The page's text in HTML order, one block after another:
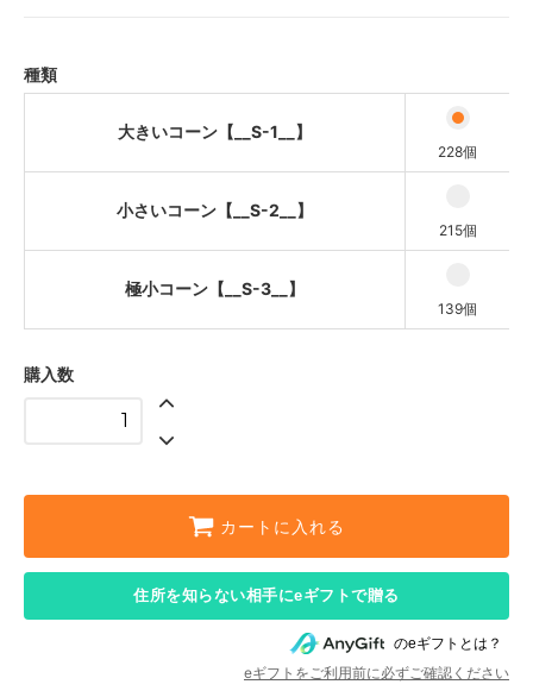
種類
大きいコーン【__S-1__】
228個
小さいコーン【__S-2__】
215個
極小コーン【__S-3__】
139個
購入数
カートに入れる
住所を知らない相手にeギフトで贈る
のeギフトとは？
eギフトをご利用前に必ずご確認ください